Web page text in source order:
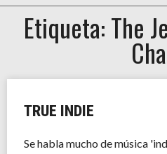
EXPOSICIONES
Etiqueta: The
TRUE INDIE
Se habla mucho de música